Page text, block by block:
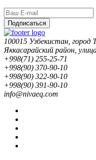
Подписаться
100015 Узбекистан, город
Яккасарайский район,
+998(71) 255-25-71
+998(90) 370-90-10
+998(90) 322-90-10
+998(90) 391-90-10
info@nivaeq.com